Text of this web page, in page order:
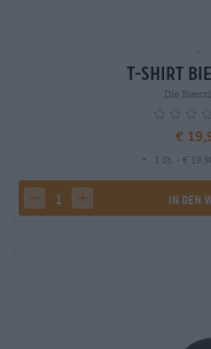
-
T-Shirt
Die
€
-
1 St. - €
In den